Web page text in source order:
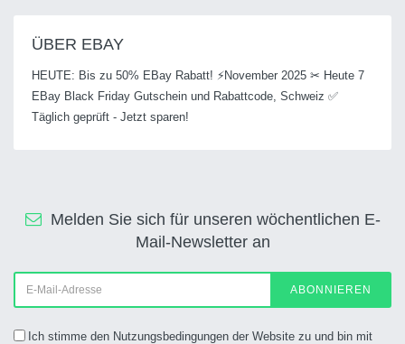
ÜBER EBAY
HEUTE: Bis zu 50% EBay Rabatt! ⚡November 2025 ✂ Heute 7
EBay Black Friday Gutschein und Rabattcode, Schweiz ✅
Täglich geprüft - Jetzt sparen!
Melden Sie sich für unseren wöchentlichen E-
Mail-Newsletter an
ABONNIEREN
Ich stimme den Nutzungsbedingungen der Website zu und bin mit